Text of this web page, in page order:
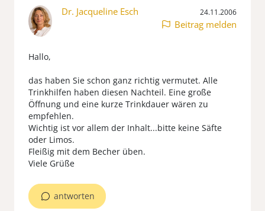
Dr. Jacqueline Esch 24.11.2006
Beitrag melden
Hallo,
das haben Sie schon ganz richtig vermutet. Alle
Trinkhilfen haben diesen Nachteil. Eine große
Öffnung und eine kurze Trinkdauer wären zu
empfehlen.
Wichtig ist vor allem der Inhalt...bitte keine Säfte
oder Limos.
Fleißig mit dem Becher üben.
antworten